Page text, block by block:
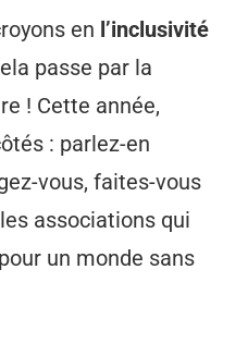
en l’inclusivité
passe par la
! Cette année,
: parlez-en
vous, faites-vous
associations qui
un monde sans